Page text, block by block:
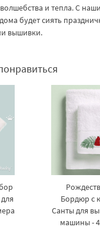
и тепла. С
будет сиять
вышивки.
Бордюр с
Санты для
машины -